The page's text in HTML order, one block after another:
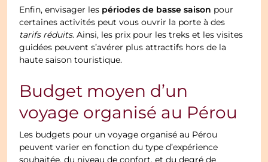
Enfin, envisager les périodes de basse saison pour
certaines activités peut vous ouvrir la porte à des
tarifs réduits. Ainsi, les prix pour les treks et les visites
guidées peuvent s’avérer plus attractifs hors de la
haute saison touristique.
Budget moyen d’un
voyage organisé au Pérou
Les budgets pour un voyage organisé au Pérou
peuvent varier en fonction du type d’expérience